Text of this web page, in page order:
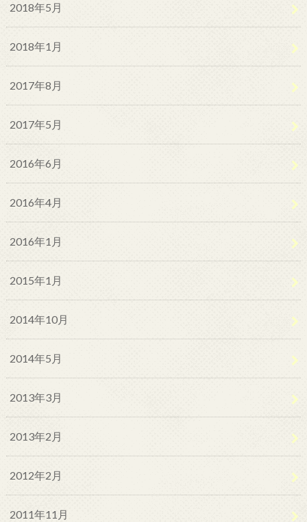
2018年5月
2018年1月
2017年8月
2017年5月
2016年6月
2016年4月
2016年1月
2015年1月
2014年10月
2014年5月
2013年3月
2013年2月
2012年2月
2011年11月